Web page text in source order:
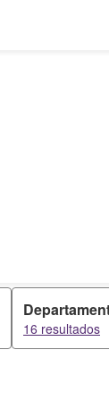
16 resultados